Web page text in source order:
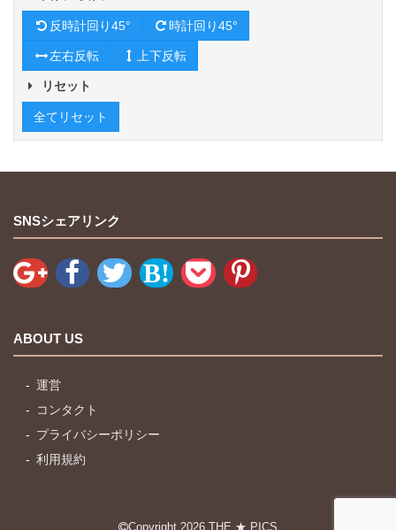
反時計回り45° 時計回り45°
左右反転 上下反転
リセット
全てリセット
SNSシェアリンク
ABOUT US
運営
コンタクト
プライバシーポリシー
利用規約
Copyright 2026 THE ★ PICS